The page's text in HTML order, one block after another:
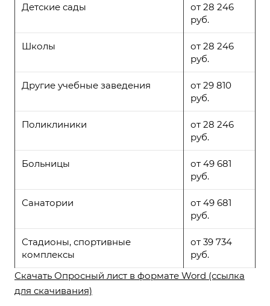
Детские сады
от 28 246
руб.
Школы
от 28 246
руб.
Другие учебные заведения
от 29 810
руб.
Поликлиники
от 28 246
руб.
Больницы
от 49 681
руб.
Санатории
от 49 681
руб.
Стадионы, спортивные
комплексы
от 39 734
руб.
Скачать Опросный лист в формате Word (ссылка
для скачивания)